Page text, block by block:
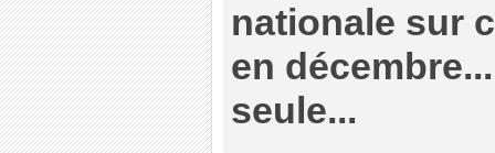
nationale sur
en
seule...